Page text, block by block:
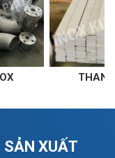
LA INOX
SẢN XUẤT